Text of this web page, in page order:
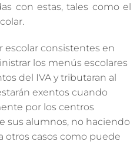
con estas, tales como el
escolar consistentes en
los menús escolares
del IVA y tributaran al
exentos cuando
por los centros
sus alumnos, no haciendo
otros casos como puede